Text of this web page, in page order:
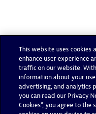
This website uses cookies
enhance user experience
traffic on our website.
information about your
advertising, and analytics
you can read our Privacy
Cookies”, you agree to